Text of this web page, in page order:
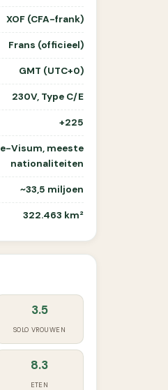
XOF (CFA-frank)
Frans (officieel)
GMT (UTC+0)
230V, Type C/E
+225
e-Visum, meeste
nationaliteiten
~33,5 miljoen
322.463 km²
3.5
SOLO VROUWEN
8.3
ETEN